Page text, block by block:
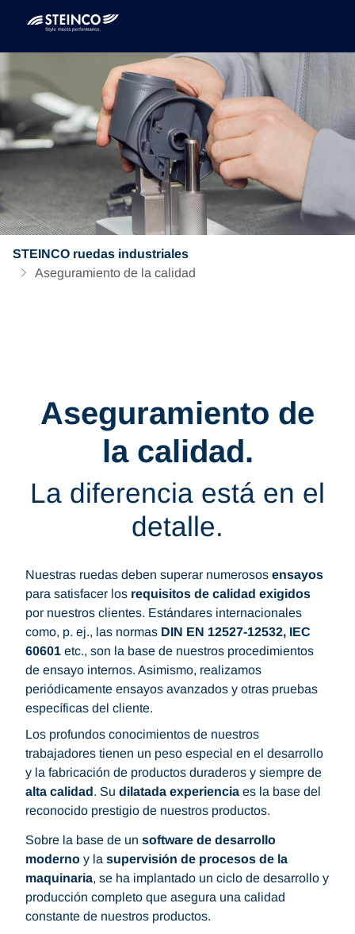
STEINCO ruedas industriales
Aseguramiento de la calidad
Aseguramiento de
la calidad.
La diferencia está en el
detalle.
Nuestras ruedas deben superar numerosos ensayos
para satisfacer los requisitos de calidad exigidos
por nuestros clientes. Estándares internacionales
como, p. ej., las normas DIN EN 12527-12532, IEC
60601 etc., son la base de nuestros procedimientos
de ensayo internos. Asimismo, realizamos
periódicamente ensayos avanzados y otras pruebas
específicas del cliente.
Los profundos conocimientos de nuestros
trabajadores tienen un peso especial en el desarrollo
y la fabricación de productos duraderos y siempre de
alta calidad. Su dilatada experiencia es la base del
reconocido prestigio de nuestros productos.
Sobre la base de un software de desarrollo
moderno y la supervisión de procesos de la
maquinaria, se ha implantado un ciclo de desarrollo y
producción completo que asegura una calidad
constante de nuestros productos.